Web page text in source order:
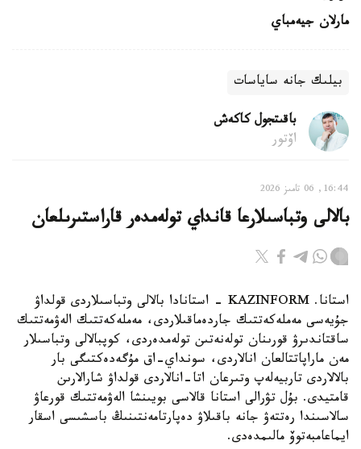
مارلان جيەمباي
بيلىك جانە ساياسات
باقىتجول كاكەش
اۆتور
16:44, 06 تامىز 2026
بالالى وتباسىلارعا قانداي تولەمدەر قاراستىرىلعان
استانا. KAZINFORM - استانادا بالالى وتباسىلاردى قولداۋ
جۇيەسى مەملەكەتتىك جاردەماقىلاردى، مەملەكەتتىك الەۋمەتتىك
ساقتاندىرۋ قورىنان تولەنەتىن تولەمدەردى، كوپبالالى وتباسىلار
مەن ماراپاتتالعان انالاردى، سونداي-اق مۇگەدەكتىگى بار
بالالاردى تاربيەلەپ وتىرعان اتا-انالاردى قولداۋ شارالارىن
قامتيدى. بۇل تۋرالى استانا قالاسى بويىنشا الەۋمەتتىك قورعاۋ
سالاسىندا رەتتەۋ جانە باقىلاۋ دەپارتامەنتىنىڭ باسشىسى اسقار
ايماعامبەتوۆ مالىمدەدى.